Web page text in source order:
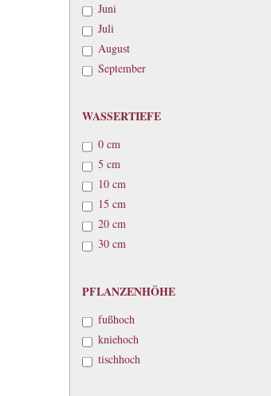
Juni
Juli
August
September
WASSERTIEFE
WASSERTIEFE
0 cm
5 cm
10 cm
15 cm
20 cm
30 cm
PFLANZENHÖHE
PFLANZENHÖHE
fußhoch
kniehoch
tischhoch